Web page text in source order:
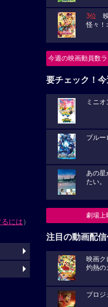
には）
3位 映
怪々！
今週の映画動員数
要チェック！
ミニ
ブルー
あの星
たい。
劇場上
注目の動画配
映画ク
灼熱の
プロジ